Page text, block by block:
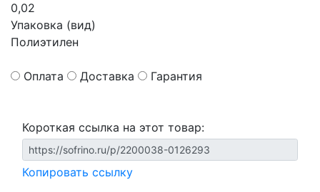
0,02
Упаковка (вид)
Полиэтилен
Оплата Доставка Гарантия
Короткая ссылка на этот товар:
Копировать ссылку